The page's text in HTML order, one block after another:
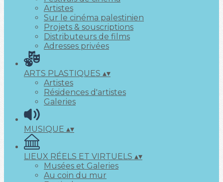
Artistes
Sur le cinéma palestinien
Projets & souscriptions
Distributeurs de films
Adresses privées
ARTS PLASTIQUES ▴▾
Artistes
Résidences d'artistes
Galeries
MUSIQUE ▴▾
LIEUX RÉELS ET VIRTUELS ▴▾
Musées et Galeries
Au coin du mur